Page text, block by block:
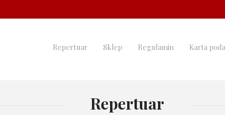
Repertuar Sklep Regulamin Karta
Repertuar